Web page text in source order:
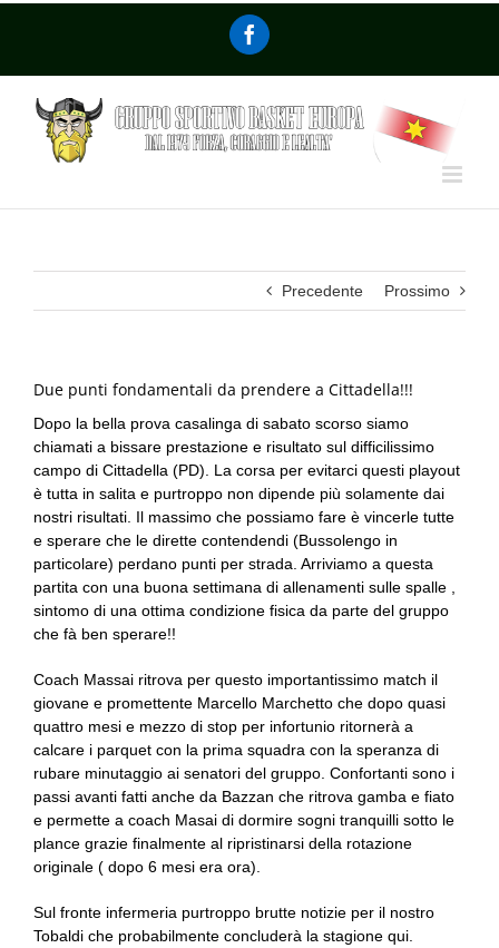
Precedente Prossimo
Due punti fondamentali da prendere a Cittadella!!!
Dopo la bella prova casalinga di sabato scorso siamo
chiamati a bissare prestazione e risultato sul difficilissimo
campo di Cittadella (PD). La corsa per evitarci questi playout
è tutta in salita e purtroppo non dipende più solamente dai
nostri risultati. Il massimo che possiamo fare è vincerle tutte
e sperare che le dirette contendendi (Bussolengo in
particolare) perdano punti per strada. Arriviamo a questa
partita con una buona settimana di allenamenti sulle spalle ,
sintomo di una ottima condizione fisica da parte del gruppo
che fà ben sperare!!
Coach Massai ritrova per questo importantissimo match il
giovane e promettente Marcello Marchetto che dopo quasi
quattro mesi e mezzo di stop per infortunio ritornerà a
calcare i parquet con la prima squadra con la speranza di
rubare minutaggio ai senatori del gruppo. Confortanti sono i
passi avanti fatti anche da Bazzan che ritrova gamba e fiato
e permette a coach Masai di dormire sogni tranquilli sotto le
plance grazie finalmente al ripristinarsi della rotazione
originale ( dopo 6 mesi era ora).
Sul fronte infermeria purtroppo brutte notizie per il nostro
Tobaldi che probabilmente concluderà la stagione qui.